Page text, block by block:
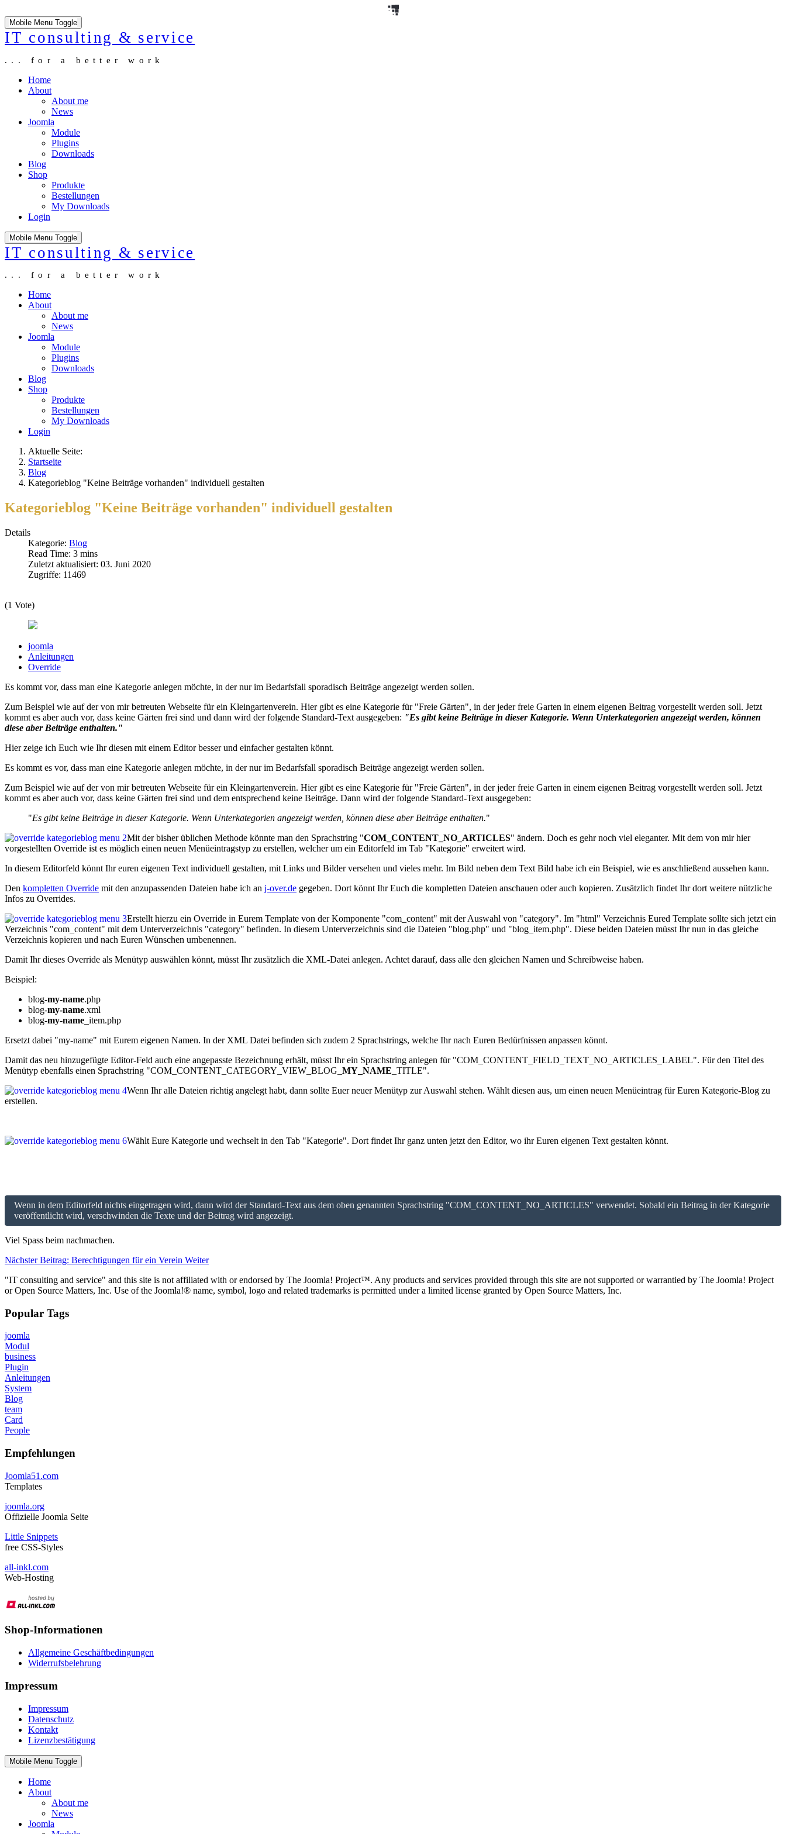
Mobile Menu Toggle
IT consulting & service
... for a better work
Home
About
About me
News
Joomla
Module
Plugins
Downloads
Blog
Shop
Produkte
Bestellungen
My Downloads
Login
Mobile Menu Toggle
IT consulting & service
... for a better work
Home
About
About me
News
Joomla
Module
Plugins
Downloads
Blog
Shop
Produkte
Bestellungen
My Downloads
Login
Aktuelle Seite:
Startseite
Blog
Kategorieblog "Keine Beiträge vorhanden" individuell gestalten
Kategorieblog "Keine Beiträge vorhanden" individuell gestalten
Details
Kategorie: Blog
Read Time: 3 mins
Zuletzt aktualisiert: 03. Juni 2020
Zugriffe: 11469
(1 Vote)
joomla
Anleitungen
Override
Es kommt vor, dass man eine Kategorie anlegen möchte, in der nur im Bedarfsfall sporadisch Beiträge angezeigt werden sollen.
Zum Beispiel wie auf der von mir betreuten Webseite für ein Kleingartenverein. Hier gibt es eine Kategorie für "Freie Gärten", in der jeder freie Garten in einem eigenen Beitrag vorgestellt werden soll. Jetzt
kommt es aber auch vor, dass keine Gärten frei sind und dann wird der folgende Standard-Text ausgegeben: "Es gibt keine Beiträge in dieser Kategorie. Wenn Unterkategorien angezeigt werden, können
diese aber Beiträge enthalten."
Hier zeige ich Euch wie Ihr diesen mit einem Editor besser und einfacher gestalten könnt.
Es kommt es vor, dass man eine Kategorie anlegen möchte, in der nur im Bedarfsfall sporadisch Beiträge angezeigt werden sollen.
Zum Beispiel wie auf der von mir betreuten Webseite für ein Kleingartenverein. Hier gibt es eine Kategorie für "Freie Gärten", in der jeder freie Garten in einem eigenen Beitrag vorgestellt werden soll. Jetzt
kommt es aber auch vor, dass keine Gärten frei sind und dem entsprechend keine Beiträge. Dann wird der folgende Standard-Text ausgegeben:
"Es gibt keine Beiträge in dieser Kategorie. Wenn Unterkategorien angezeigt werden, können diese aber Beiträge enthalten."
Mit der bisher üblichen Methode könnte man den Sprachstring "COM_CONTENT_NO_ARTICLES" ändern. Doch es gehr noch viel eleganter. Mit dem von mir hier
vorgestellten Override ist es möglich einen neuen Menüeintragstyp zu erstellen, welcher um ein Editorfeld im Tab "Kategorie" erweitert wird.
In diesem Editorfeld könnt Ihr euren eigenen Text individuell gestalten, mit Links und Bilder versehen und vieles mehr. Im Bild neben dem Text Bild habe ich ein Beispiel, wie es anschließend aussehen kann.
Den kompletten Override mit den anzupassenden Dateien habe ich an j-over.de gegeben. Dort könnt Ihr Euch die kompletten Dateien anschauen oder auch kopieren. Zusätzlich findet Ihr dort weitere nützliche
Infos zu Overrides.
Erstellt hierzu ein Override in Eurem Template von der Komponente "com_content" mit der Auswahl von "category". Im "html" Verzeichnis Eured Template sollte sich jetzt ein
Verzeichnis "com_content" mit dem Unterverzeichnis "category" befinden. In diesem Unterverzeichnis sind die Dateien "blog.php" und "blog_item.php". Diese beiden Dateien müsst Ihr nun in das gleiche
Verzeichnis kopieren und nach Euren Wünschen umbenennen.
Damit Ihr dieses Override als Menütyp auswählen könnt, müsst Ihr zusätzlich die XML-Datei anlegen. Achtet darauf, dass alle den gleichen Namen und Schreibweise haben.
Beispiel:
blog-my-name.php
blog-my-name.xml
blog-my-name _item.php
Ersetzt dabei "my-name" mit Eurem eigenen Namen. In der XML Datei befinden sich zudem 2 Sprachstrings, welche Ihr nach Euren Bedürfnissen anpassen könnt.
Damit das neu hinzugefügte Editor-Feld auch eine angepasste Bezeichnung erhält, müsst Ihr ein Sprachstring anlegen für "COM_CONTENT_FIELD_TEXT_NO_ARTICLES_LABEL". Für den Titel des
Menütyp ebenfalls einen Sprachstring "COM_CONTENT_CATEGORY_VIEW_BLOG_ MY_NAME _TITLE".
Wenn Ihr alle Dateien richtig angelegt habt, dann sollte Euer neuer Menütyp zur Auswahl stehen. Wählt diesen aus, um einen neuen Menüeintrag für Euren Kategorie-Blog zu
erstellen.
Wählt Eure Kategorie und wechselt in den Tab "Kategorie". Dort findet Ihr ganz unten jetzt den Editor, wo ihr Euren eigenen Text gestalten könnt.
Wenn in dem Editorfeld nichts eingetragen wird, dann wird der Standard-Text aus dem oben genannten Sprachstring "COM_CONTENT_NO_ARTICLES" verwendet. Sobald ein Beitrag in der Kategorie
veröffentlicht wird, verschwinden die Texte und der Beitrag wird angezeigt.
Viel Spass beim nachmachen.
Nächster Beitrag: Berechtigungen für ein Verein Weiter
"IT consulting and service" and this site is not affiliated with or endorsed by The Joomla! Project™. Any products and services provided through this site are not supported or warrantied by The Joomla! Project
or Open Source Matters, Inc. Use of the Joomla!® name, symbol, logo and related trademarks is permitted under a limited license granted by Open Source Matters, Inc.
Popular Tags
joomla
Modul
business
Plugin
Anleitungen
System
Blog
team
Card
People
Empfehlungen
Joomla51.com
Templates
joomla.org
Offizielle Joomla Seite
Little Snippets
free CSS-Styles
all-inkl.com
Web-Hosting
Shop-Informationen
Allgemeine Geschäftbedingungen
Widerrufsbelehrung
Impressum
Impressum
Datenschutz
Kontakt
Lizenzbestätigung
Mobile Menu Toggle
Home
About
About me
News
Joomla